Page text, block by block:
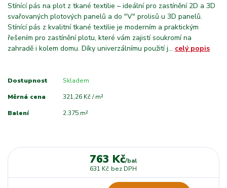
Stínící pás na plot z tkané textilie – ideální pro zastínění 2D a 3D
svařovaných plotových panelů a do "V" prolisů u 3D panelů.
Stínící pás z kvalitní tkané textilie je moderním a praktickým
řešením pro zastínění plotu, které vám zajistí soukromí na
zahradě i kolem domu. Díky univerzálnímu použití j... celý popis
Dostupnost Skladem
Měrná cena 321,26 Kč / m²
Balení 2.375 m²
763 Kč/bal
631 Kč bez DPH